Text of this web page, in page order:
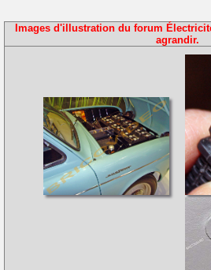
Images d'illustration du forum
agrandir.